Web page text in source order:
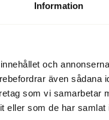
Information
och
även sådana
som vi samarbetar
eller som de har
Kontakta